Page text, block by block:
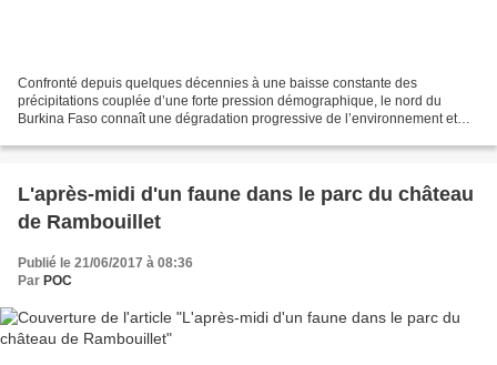
Confronté depuis quelques décennies à une baisse constante des
précipitations couplée d’une forte pression démographique, le nord du
Burkina Faso connaît une dégradation progressive de l’environnement et
L'après-midi d'un faune dans le parc du château
de Rambouillet
Publié le 21/06/2017 à 08:36
Par POC